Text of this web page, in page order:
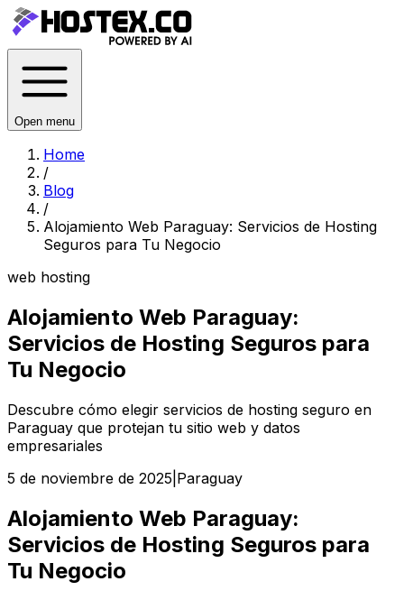
Open menu
Home
/
Blog
/
Alojamiento Web Paraguay: Servicios de Hosting
Seguros para Tu Negocio
web hosting
Alojamiento Web Paraguay:
Servicios de Hosting Seguros para
Tu Negocio
Descubre cómo elegir servicios de hosting seguro en
Paraguay que protejan tu sitio web y datos
empresariales
5 de noviembre de 2025 Paraguay
Alojamiento Web Paraguay:
Servicios de Hosting Seguros para
Tu Negocio